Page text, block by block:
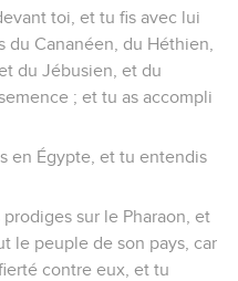
toi, et tu fis avec lui
Cananéen, du Héthien,
du Jébusien, et du
; et tu as accompli
en Égypte, et tu entendis
sur le Pharaon, et
le peuple de son pays, car
contre eux, et tu